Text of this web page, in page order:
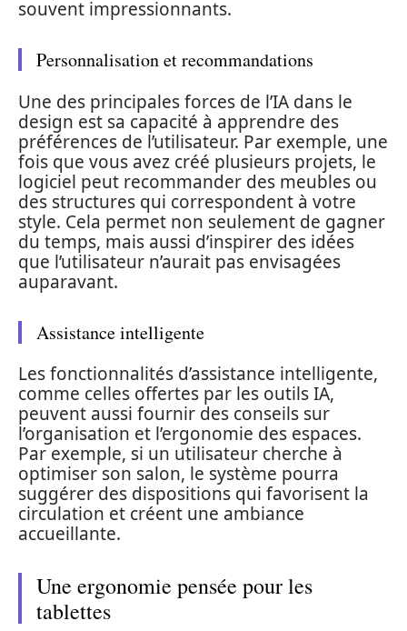
souvent impressionnants.
Personnalisation et recommandations
Une des principales forces de l’IA dans le
design est sa capacité à apprendre des
préférences de l’utilisateur. Par exemple, une
fois que vous avez créé plusieurs projets, le
logiciel peut recommander des meubles ou
des structures qui correspondent à votre
style. Cela permet non seulement de gagner
du temps, mais aussi d’inspirer des idées
que l’utilisateur n’aurait pas envisagées
auparavant.
Assistance intelligente
Les fonctionnalités d’assistance intelligente,
comme celles offertes par les outils IA,
peuvent aussi fournir des conseils sur
l’organisation et l’ergonomie des espaces.
Par exemple, si un utilisateur cherche à
optimiser son salon, le système pourra
suggérer des dispositions qui favorisent la
circulation et créent une ambiance
accueillante.
Une ergonomie pensée pour les
tablettes